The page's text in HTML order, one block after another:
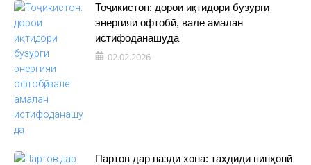
Тоҷикистон: дорои иқтидори бузурги
энергияи офтобӣ, вале амалан
истифоданашуда
02.02.2026
Партов дар назди хона: таҳдиди пинҳонӣ